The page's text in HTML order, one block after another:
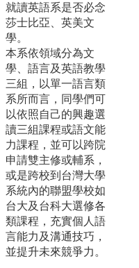
就讀英語系是否必念
莎士比亞、英美文
學。
本系依領域分為文
學、語言及英語教學
三組，以單一語言類
系所而言，同學們可
以依照自己的興趣選
讀三組課程或語文能
力課程，並可以跨院
申請雙主修或輔系，
或是跨校到台灣大學
系統內的聯盟學校如
台大及台科大選修各
類課程，充實個人語
言能力及溝通技巧，
並提升未來競爭力。